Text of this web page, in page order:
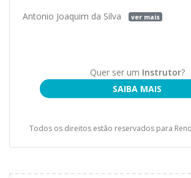
Antonio Joaquim da Silva ver mais
Quer ser um Instrutor?
SAIBA MAIS
Todos os direitos estão reservados para